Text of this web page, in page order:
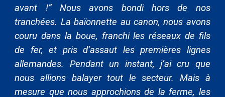
avant !” Nous avons bondi hors de nos
tranchées. La baïonnette au canon, nous avons
couru dans la boue, franchi les réseaux de fils
de fer, et pris d’assaut les premières lignes
allemandes. Pendant un instant, j’ai cru que
nous allions balayer tout le secteur. Mais à
mesure que nous approchions de la ferme, les